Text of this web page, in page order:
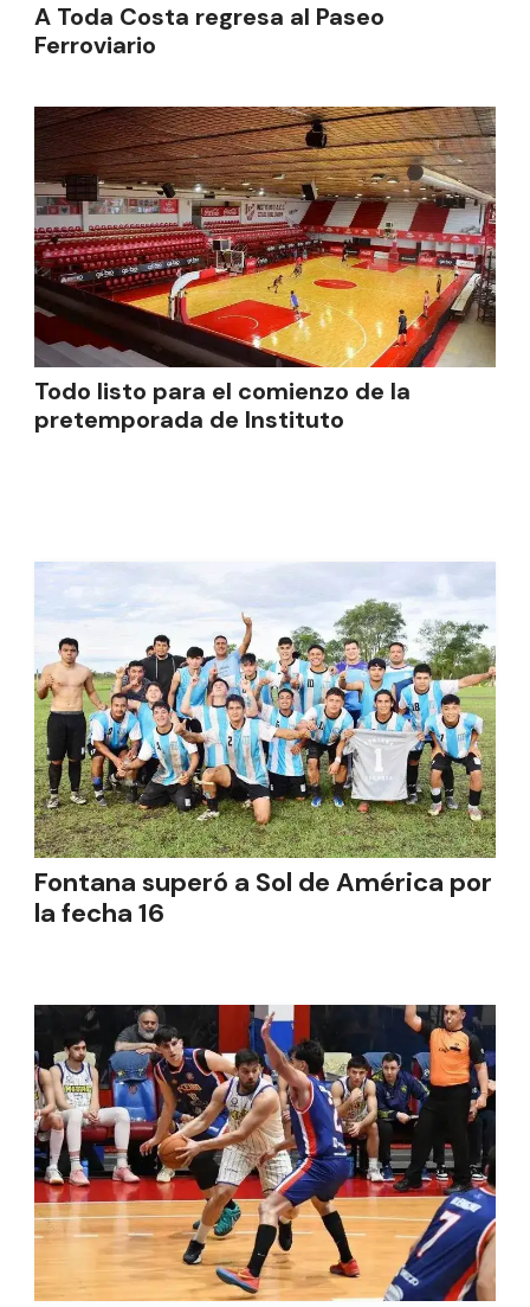
A Toda Costa regresa al Paseo
Ferroviario
Todo listo para el comienzo de la
pretemporada de Instituto
Fontana superó a Sol de América por
la fecha 16